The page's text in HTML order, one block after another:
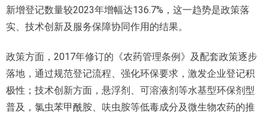
新增登记数量较2023年增幅达136.7%，这一趋势是政策落
实、技术创新及服务保障协同作用的结果。
政策方面，2017年修订的《农药管理条例》及配套政策逐步
落地，通过规范登记流程、强化环保要求，激发企业登记积
极性；技术创新方面，悬浮剂、可溶液剂等水基型环保剂型
普及，氯虫苯甲酰胺、呋虫胺等低毒成分及微生物农药的推